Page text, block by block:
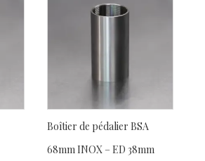
Boîtier de pédalier BSA
68mm INOX – ED 38mm